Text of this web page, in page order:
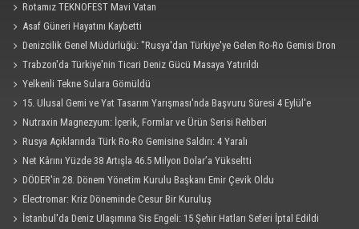
Rotamız TEKNOFEST Mavi Vatan
Asaf Güneri Hayatını Kaybetti
Denizcilik Genel Müdürlüğü: "Rusya'dan Türkiye'ye Gelen Ro-Ro Gemisi Dron
Saldırısına Uğradı"
Trabzon'da Türkiye'nin Ticari Deniz Gücü Masaya Yatırıldı
Yelkenli Tekne Sulara Gömüldü
15. Ulusal Gemi ve Yat Tasarım Yarışması'nda Başvuru Süresi 4 Eylül'e
Uzatıldı
Nutraxin Magnezyum: İçerik, Formlar ve Ürün Serisi Rehberi
Rusya Açıklarında Türk Ro-Ro Gemisine Saldırı: 4 Yaralı
Net Kârını Yüzde 38 Artışla 46.5 Milyon Dolar’a Yükseltti
DÖDER'in 28. Dönem Yönetim Kurulu Başkanı Emir Çevik Oldu
Electromar: Kriz Döneminde Cesur Bir Kuruluş
İstanbul'da Deniz Ulaşımına Sis Engeli: 15 Şehir Hatları Seferi İptal Edildi